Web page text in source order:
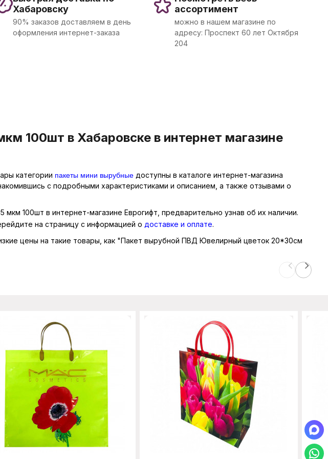
Хабаровску
90% заказов доставляем в день
оформления интернет-заказа
ассортимент
можно в нашем магазине по
адресу: Проспект 60 лет Октября
204
100шт в Хабаровске в интернет магазине
категории пакеты мини вырубныедоступны в каталоге интернет-магазина
с подробными характеристиками и описанием, а также отзывами о
100шт в интернет-магазине Еврогифт, предварительно узнав об их наличии.
на страницу с информацией о доставке и оплате.
цены на такие товары, как "Пакет вырубной ПВД Ювелирный цветок 20*30см